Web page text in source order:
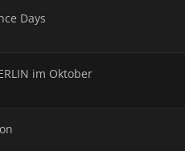
Days
im Oktober